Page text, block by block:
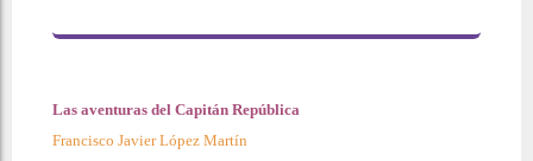
Las aventuras del Capitán República
Francisco Javier López Martín